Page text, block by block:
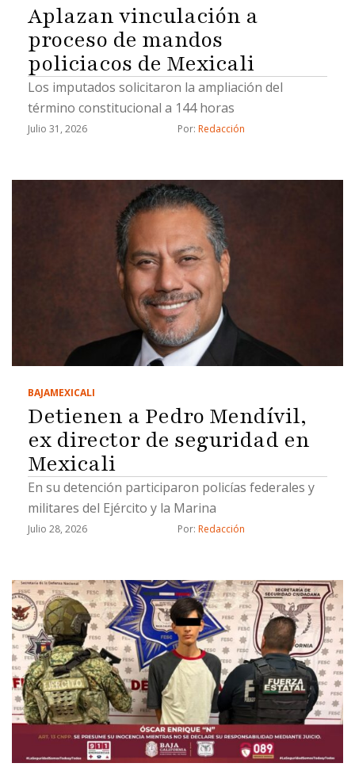
Aplazan vinculación a
proceso de mandos
policiacos de Mexicali
Los imputados solicitaron la ampliación del
término constitucional a 144 horas
Julio 31, 2026 Por: Redacción
BAJAMEXICALI
Detienen a Pedro Mendívil,
ex director de seguridad en
Mexicali
En su detención participaron policías federales y
militares del Ejército y la Marina
Julio 28, 2026 Por: Redacción